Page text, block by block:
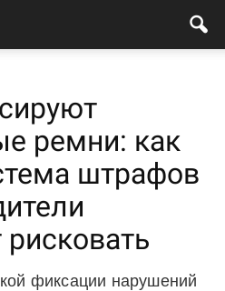
ремни: как
штрафов
фиксации нарушений